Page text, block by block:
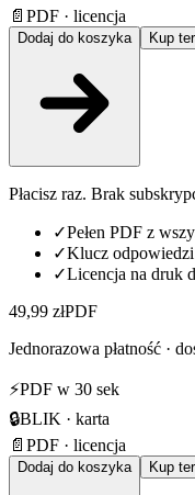
📄 PDF · licencja
Dodaj do koszyka Kup
Płacisz raz. Brak
✓Pełen PDF z
✓Klucz odpowiedzi
✓Licencja na druk
49,99 złPDF
Jednorazowa płatność ·
⚡PDF w 30 sek
🔒BLIK · karta
📄 PDF · licencja
Dodaj do koszyka Kup